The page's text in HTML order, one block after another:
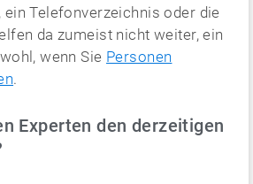
Telefonverzeichnis oder die
da zumeist nicht weiter, ein
wenn Sie Personen
.
Experten den derzeitigen